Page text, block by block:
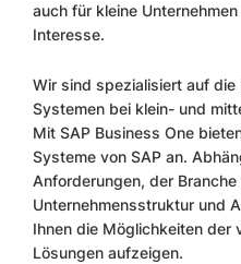
auch für kleine
Interesse.
Wir sind spezialisiert auf die
Systemen bei klein- und
Mit SAP Business One
Systeme von SAP an.
Anforderungen, der
Unternehmensstruktur und
Ihnen die Möglichkeiten der
Lösungen aufzeigen.